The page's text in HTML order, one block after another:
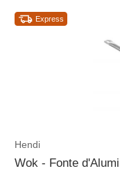
Express
Hendi
Wok - Fonte